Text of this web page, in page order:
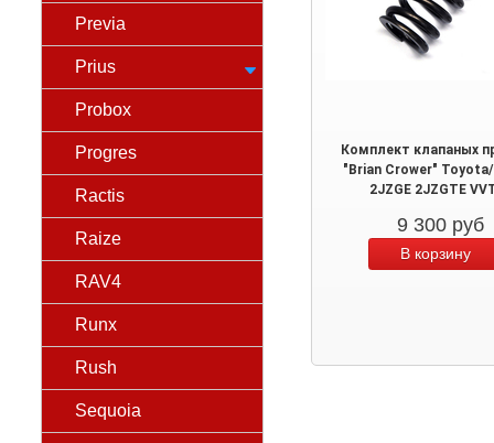
Previa
Prius
Probox
Progres
Ractis
Raize
RAV4
Runx
Rush
Sequoia
Комплект клапаных
"Brian Crower" Toyota/
2JZGE 2JZGTE
9 300 руб